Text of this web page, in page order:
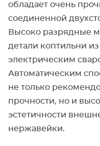
обладает очень
соединенной
Высоко разрядные
детали коптильни
электрическим
Автоматическим
не только
прочности, но и
эстетичности
нержавейки.